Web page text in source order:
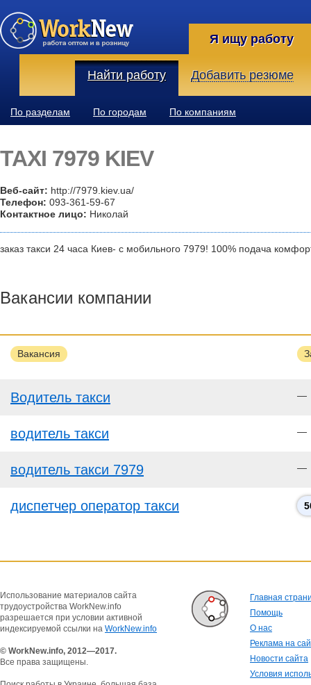
Я ищу работу
Найти работу Добавить резюме
По разделам По городам По компаниям
TAXI 7979 KIEV
Веб-сайт: http://7979.kiev.ua/
Телефон: 093-361-59-67
Контактное лицо: Николай
заказ такси 24 часа Киев- с мобильного 7979! 100% подача
Вакансии компании
Вакансия
Водитель такси —
водитель такси —
водитель такси 7979 —
диспетчер оператор такси
Использование материалов сайта
трудоустройства WorkNew.info
разрешается при условии активной
индексируемой ссылки на WorkNew.info
© WorkNew.info, 2012—2017.
Все права защищены.
Главная
Помощь
О нас
Реклама на
Новости сайта
Условия